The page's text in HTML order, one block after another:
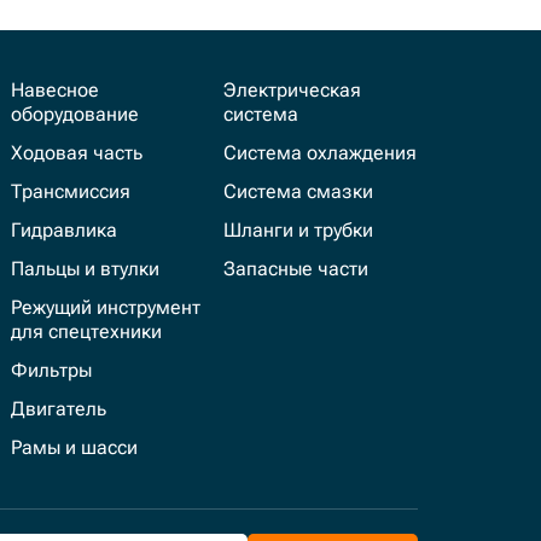
Навесное
оборудование
Ходовая часть
Трансмиссия
Гидравлика
Пальцы и втулки
Режущий инструмент
для спецтехники
Фильтры
Двигатель
Рамы и шасси
Электрическая
система
Система охлаждения
Система смазки
Шланги и трубки
Запасные части